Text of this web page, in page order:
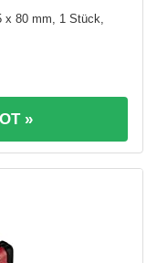
x 80 mm, 1 Stück,
»